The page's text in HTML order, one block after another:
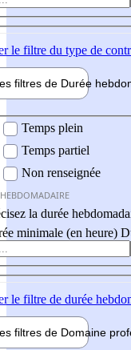
le filtre du type de
filtres de Durée hebdo
Temps plein
Temps partiel
Non renseignée
la durée
minimale (en heure)
le filtre de durée
filtres de Domaine pro